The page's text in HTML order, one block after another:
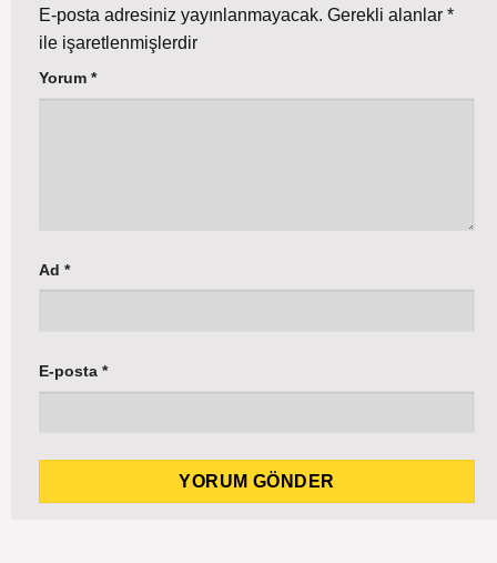
E-posta adresiniz yayınlanmayacak. Gerekli alanlar *
ile işaretlenmişlerdir
Yorum *
Ad *
E-posta *